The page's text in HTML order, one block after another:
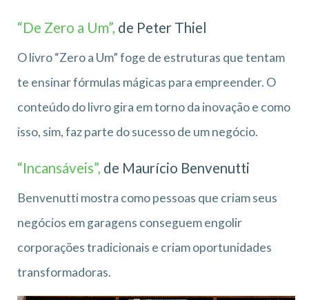
“De Zero a Um”, de Peter Thiel
O livro “Zero a Um” foge de estruturas que tentam
te ensinar fórmulas mágicas para empreender. O
conteúdo do livro gira em torno da inovação e como
isso, sim, faz parte do sucesso de um negócio.
“Incansáveis”, de Maurício Benvenutti
Benvenutti mostra como pessoas que criam seus
negócios em garagens conseguem engolir
corporações tradicionais e criam oportunidades
transformadoras.